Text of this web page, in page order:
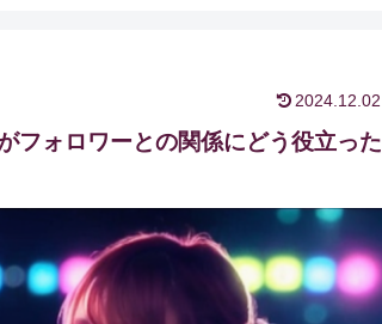
2024.12.02
フォロワーとの関係にどう役立った